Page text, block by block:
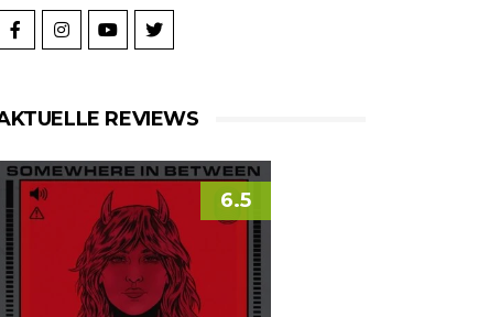
REVIEWS
6.5